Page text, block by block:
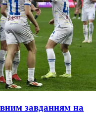
завданням на